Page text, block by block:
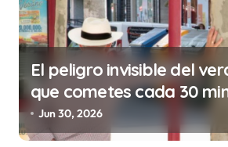
a
d
a
s
El peligro invisible del
que cometes cada 30
trabajo (y la ilegalidad
costar la vida)
Jun 30, 2026